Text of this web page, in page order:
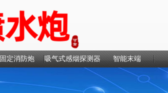
固定消防炮 吸气式感烟探测器 智能末端